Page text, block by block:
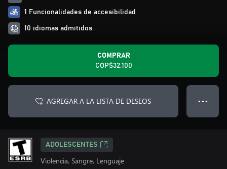
1 Funcionalidades de accesibilidad
10 idiomas admitidos
COMPRAR
COP$32.100
AGREGAR A LA LISTA DE DESEOS ● ● ●
ADOLESCENTES
Violencia, Sangre, Lenguaje